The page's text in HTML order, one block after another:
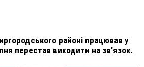
районі працював у
перестав виходити на зв'язок.